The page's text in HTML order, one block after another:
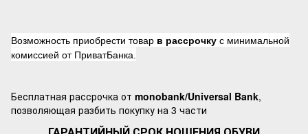
Возможность приобрести товар в рассрочку с минимальной
комиссией от ПриватБанка.
Бесплатная рассрочка от monobank/Universal Bank,
позволяющая разбить покупку на 3 части